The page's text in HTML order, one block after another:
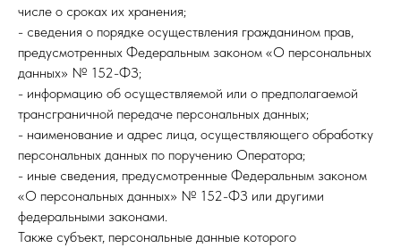
числе о сроках их хранения;
- сведения о порядке осуществления гражданином прав,
предусмотренных Федеральным законом «О персональных
данных» № 152-ФЗ;
- информацию об осуществляемой или о предполагаемой
трансграничной передаче персональных данных;
- наименование и адрес лица, осуществляющего обработку
персональных данных по поручению Оператора;
- иные сведения, предусмотренные Федеральным законом
«О персональных данных» № 152-ФЗ или другими
федеральными законами.
Также субъект, персональные данные которого